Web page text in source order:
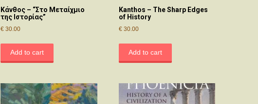
Κάνθος – “Στο Μεταίχμιο
της Ιστορίας”
€ 30.00
Add to cart
Kanthos – The Sharp Edges
of History
€ 30.00
Add to cart